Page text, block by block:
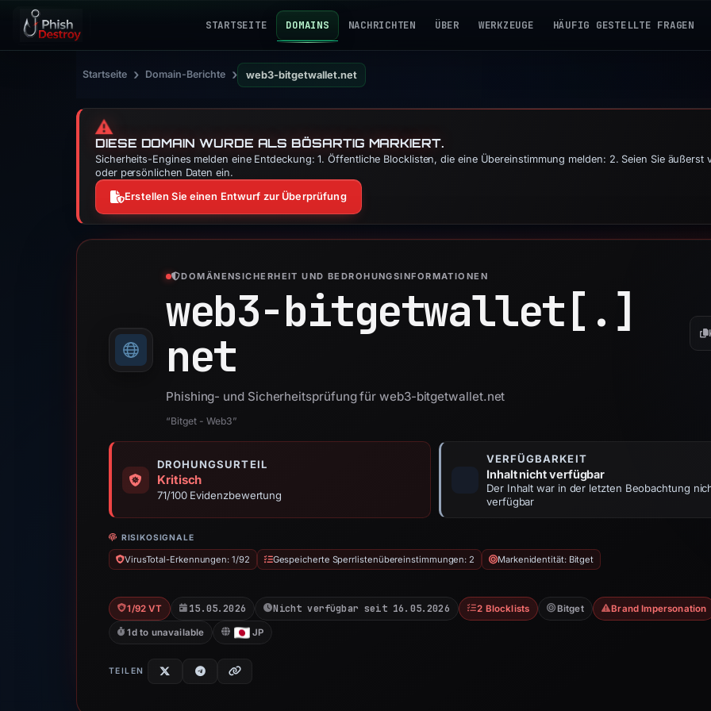
STARTSEITE DOMAINS NACHRICHTEN ÜBER WERKZEUGE HÄUFIG GESTELLTE FRAGEN
Startseite › Domain-Berichte › web3-bitgetwallet.net
⚠️
DIESE DOMAIN WURDE ALS BÖSARTIG MARKIERT.
Sicherheits-Engines melden eine Entdeckung: 1. Öffentliche Blocklisten, die eine Übereinstimmung melden: 2. Seien Sie
oder persönlichen Daten ein.
Erstellen Sie einen Entwurf zur Überprüfung
DOMÄNENSICHERHEIT UND BEDROHUNGSINFORMATIONEN
web3-bitgetwallet[.]
net
Phishing- und Sicherheitsprüfung für web3-bitgetwallet.net
“Bitget - Web3”
DROHUNGSURTEIL
Kritisch
71/100 Evidenzbewertung
VERFÜGBARKEIT
Inhalt nicht verfügbar
Der Inhalt war in der letzten Beobachtung
verfügbar
RISIKOSIGNALE
VirusTotal-Erkennungen: 1/92 Gespeicherte Sperrlistenübereinstimmungen: 2 Markenidentität: Bitget
1/92 VT 15.05.2026 Nicht verfügbar seit 16.05.2026 2 Blocklists Bitget Brand Impersonation
1d to unavailable JP
TEILEN